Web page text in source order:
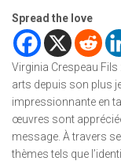
Spread the love
Virginia Crespeau
arts depuis son plus
impressionnante en
œuvres sont
message. À travers
thèmes tels que